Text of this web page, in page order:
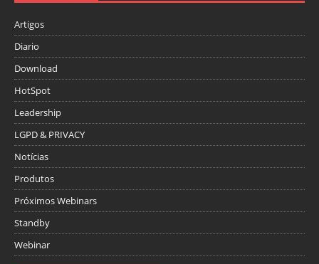
Artigos
Diario
Download
HotSpot
Leadership
LGPD & PRIVACY
Notícias
Produtos
Próximos Webinars
Standby
Webinar